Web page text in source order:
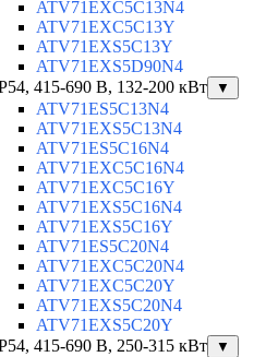
ATV71EXC5C13N4
ATV71EXC5C13Y
ATV71EXS5C13Y
ATV71EXS5D90N4
415-690 B, 132-200 кВт
▼
ATV71ES5C13N4
ATV71EXS5C13N4
ATV71ES5C16N4
ATV71EXC5C16N4
ATV71EXC5C16Y
ATV71EXS5C16N4
ATV71EXS5C16Y
ATV71ES5C20N4
ATV71EXC5C20N4
ATV71EXC5C20Y
ATV71EXS5C20N4
ATV71EXS5C20Y
415-690 B, 250-315 кВт
▼